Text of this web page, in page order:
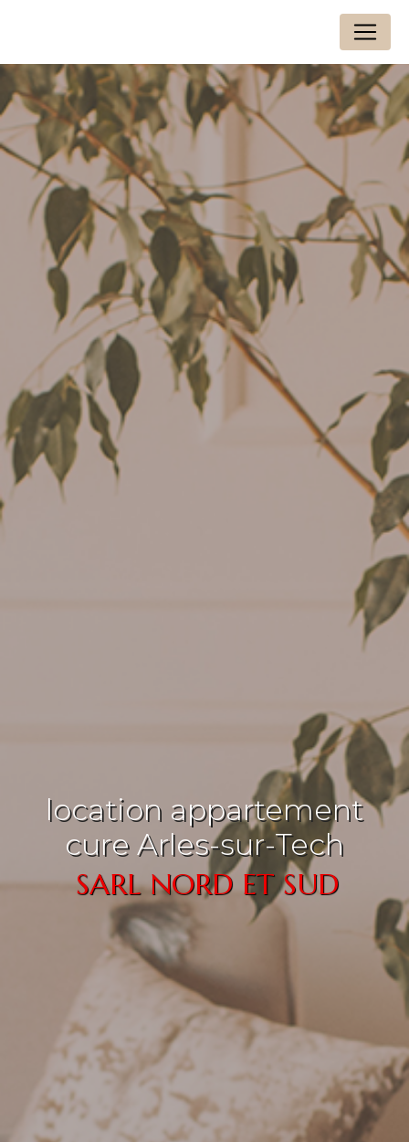
location appartement
cure Arles-sur-Tech
SARL NORD ET SUD